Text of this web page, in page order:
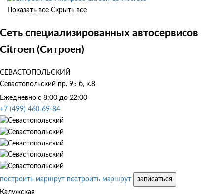
Показать все Скрыть все
Сеть специализированных автосервисов
Citroen (Ситроен)
СЕВАСТОПОЛЬСКИЙ
Севастопольский пр. 95 б, к.8
Ежедневно с 8:00 до 22:00
+7 (499) 460-69-84
построить маршрут построить маршрут
записаться
Калужская